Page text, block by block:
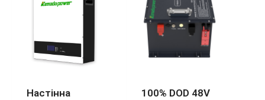
Настінна
100% DOD 48V